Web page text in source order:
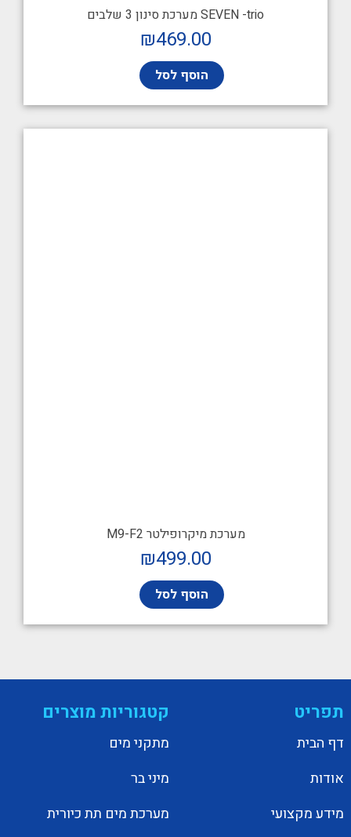
SEVEN -trio מערכת סינון 3 שלבים
₪469.00
הוסף לסל
מערכת מיקרופילטר M9-F2
₪499.00
הוסף לסל
תפריט
דף הבית
אודות
מידע מקצועי
קטגוריות מוצרים
מתקני מים
מיני בר
מערכת מים תת כיורית